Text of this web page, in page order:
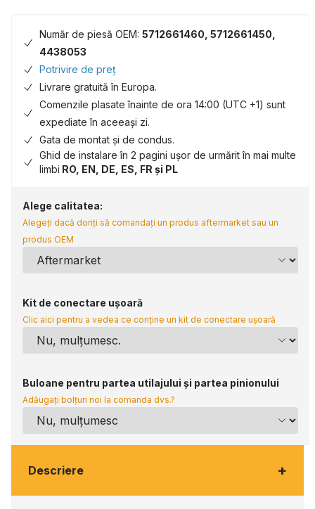
Număr de piesă OEM: 5712661460, 5712661450,
4438053
Potrivire de preț
Livrare gratuită în Europa.
Comenzile plasate înainte de ora 14:00 (UTC +1) sunt
expediate în aceeași zi.
Gata de montat și de condus.
Ghid de instalare în 2 pagini ușor de urmărit în mai multe
limbi RO, EN, DE, ES, FR și PL
Alege calitatea:
Alegeți dacă doriți să comandați un produs aftermarket sau un
produs OEM
Kit de conectare ușoară
Clic aici pentru a vedea ce conține un kit de conectare ușoară
Buloane pentru partea utilajului și partea pinionului
Adăugați bolțuri noi la comanda dvs.?
Descriere +